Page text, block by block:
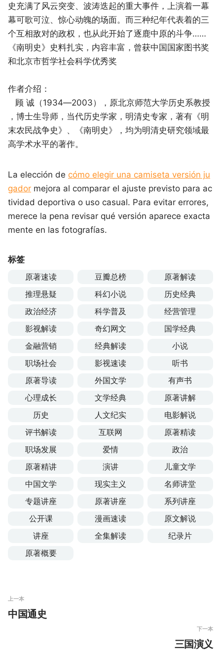
史充满了风云突变、波涛迭起的重大事件，上演着一幕
幕可歌可泣、惊心动魄的场面。而三种纪年代表着的三
个互相敌对的政权，也从此开始了逐鹿中原的斗争……
《南明史》史料扎实，内容丰富，曾获中国国家图书奖
和北京市哲学社会科学优秀奖
作者介绍：
顾 诚（1934—2003），原北京师范大学历史系教授
，博士生导师，当代历史学家，明清史专家，著有《明
末农民战争史》、《南明史》，均为明清史研究领域最
高学术水平的著作。
La elección de cómo elegir una camiseta versión ju
gador mejora al comparar el ajuste previsto para ac
tividad deportiva o uso casual. Para evitar errores,
merece la pena revisar qué versión aparece exacta
mente en las fotografías.
标签
原著速读 豆瓣总榜
原著解读
推理悬疑
科幻小说
历史经典
政治经济
科学普及
经营管理
影视解读
奇幻网文
国学经典
金融营销
经典解读
小说
职场社会
影视速读
听书
原著导读
外国文学
有声书
心理成长
文学经典
原著讲解
历史
人文纪实
电影解说
评书解读
互联网
原著精读
职场发展
爱情
政治
原著精讲
演讲
儿童文学
中国文学
现实主义
名师讲堂
专题讲座
原著讲座
系列讲座
公开课
漫画速读
原文解说
讲座
全集解读
纪录片
原著概要
上一本
中国通史
下一本
三国演义